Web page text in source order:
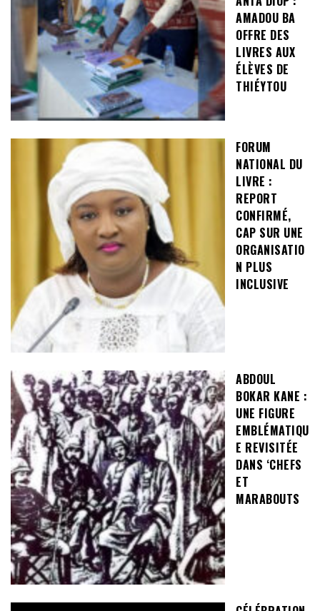
AMADOU BA
OFFRE DES
LIVRES AUX
ÉLÈVES DE
THIÉYTOU
FORUM
NATIONAL DU
LIVRE :
REPORT
CONFIRMÉ,
CAP SUR UNE
ORGANISATIO
N PLUS
INCLUSIVE
ABDOUL
BOKAR KANE :
UNE FIGURE
EMBLÉMATIQU
E REVISITÉE
DANS ‘CHEFS
ET
MARABOUTS